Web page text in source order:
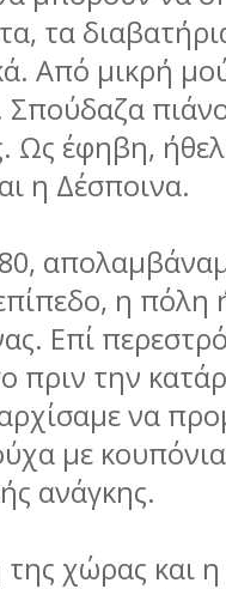
τα
Από µικρή
Σπούδαζα
Ως έφηβη,
η Δέσποινα.
η πόλη
Επί
πριν την
να
µε
ανάγκης.
χώρας και